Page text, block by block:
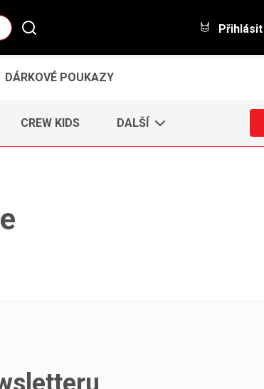
Přihlásit
DÁRKOVÉ POUKAZY
CREW KIDS DALŠÍ